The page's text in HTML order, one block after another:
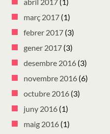
març 2017 (1)
febrer 2017 (3)
gener 2017 (3)
desembre 2016 (3)
novembre 2016 (6)
octubre 2016 (3)
juny 2016 (1)
maig 2016 (1)